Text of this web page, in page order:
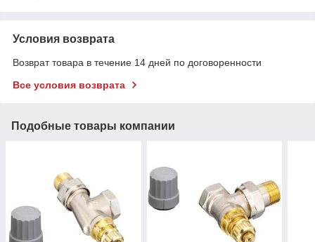
Условия возврата
Возврат товара в течение 14 дней по договоренности
Все условия возврата
Подобные товары компании